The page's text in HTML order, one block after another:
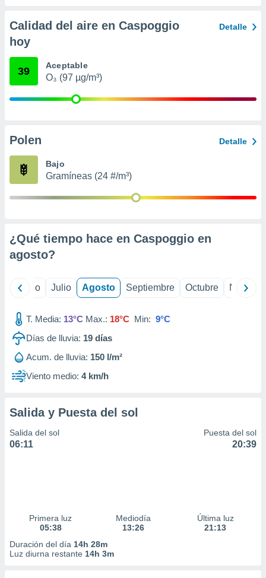
e
publicidad
1199
Calidad del aire en Caspoggio
hoy
Detalle
39 Aceptable
O₃ (97 µg/m³)
Polen Detalle
Bajo
Gramíneas (24 #/m³)
¿Qué tiempo hace en Caspoggio en
agosto?
Junio Julio Agosto Septiembre Octubre
T. Media: 13°C Max.: 18°C Min: 9°C
Días de lluvia: 19 días
Acum. de lluvia: 150 l/m²
Viento medio: 4 km/h
Salida y Puesta del sol
Salida del sol
06:11
Puesta del sol
20:39
Primera luz
05:38
Mediodía
13:26
Última luz
21:13
Duración del día 14h 28m
Luz diurna restante 14h 3m